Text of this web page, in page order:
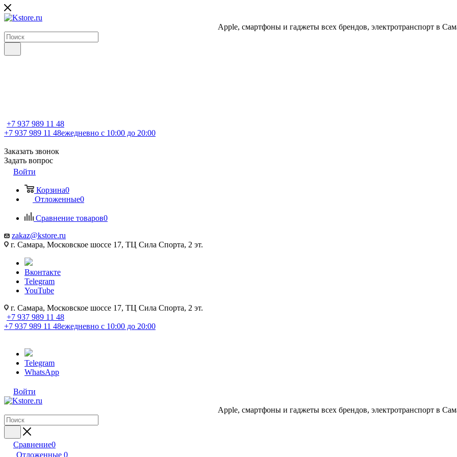
Apple, cмартфоны и гаджеты всех брендов, электротранспорт в
+7 937 989 11 48
+7 937 989 11 48ежедневно с 10:00 до 20:00
Заказать звонок
Задать вопрос
Войти
Корзина0
Отложенные0
Сравнение товаров0
zakaz@kstore.ru
г. Самара, Московское шоссе 17, ТЦ Сила Спорта, 2 эт.
Вконтакте
Telegram
YouTube
г. Самара, Московское шоссе 17, ТЦ Сила Спорта, 2 эт.
+7 937 989 11 48
+7 937 989 11 48ежедневно с 10:00 до 20:00
Telegram
WhatsApp
Войти
Apple, cмартфоны и гаджеты всех брендов, электротранспорт в
Сравнение0
Отложенные 0